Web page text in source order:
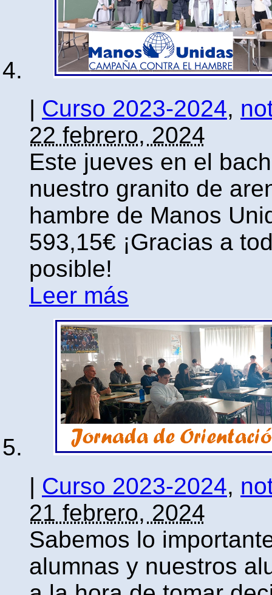
| Curso 2023-2024,
22 febrero, 2024
Este jueves en el
nuestro granito de
hambre de Manos
593,15€ ¡Gracias a
posible!
Leer más
| Curso 2023-2024,
21 febrero, 2024
Sabemos lo
alumnas y nuestros